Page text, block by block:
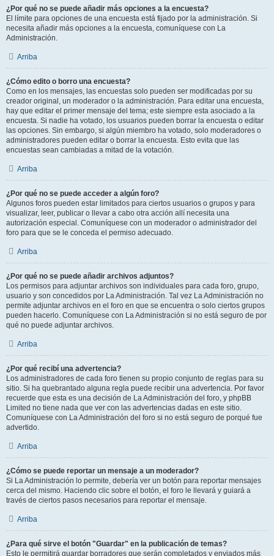
¿Por qué no se puede añadir más opciones a la encuesta?
El límite para opciones de una encuesta está fijado por la administración. Si
necesita añadir más opciones a la encuesta, comuníquese con La
Administración.
Arriba
¿Cómo edito o borro una encuesta?
Como en los mensajes, las encuestas solo pueden ser modificadas por su
creador original, un moderador o la administración. Para editar una encuesta,
hay que editar el primer mensaje del tema; este siempre esta asociado a la
encuesta. Si nadie ha votado, los usuarios pueden borrar la encuesta o editar
las opciones. Sin embargo, si algún miembro ha votado, solo moderadores o
administradores pueden editar o borrar la encuesta. Esto evita que las
encuestas sean cambiadas a mitad de la votación.
Arriba
¿Por qué no se puede acceder a algún foro?
Algunos foros pueden estar limitados para ciertos usuarios o grupos y para
visualizar, leer, publicar o llevar a cabo otra acción allí necesita una
autorización especial. Comuníquese con un moderador o administrador del
foro para que se le conceda el permiso adecuado.
Arriba
¿Por qué no se puede añadir archivos adjuntos?
Los permisos para adjuntar archivos son individuales para cada foro, grupo,
usuario y son concedidos por La Administración. Tal vez La Administración no
permite adjuntar archivos en el foro en que se encuentra o solo ciertos grupos
pueden hacerlo. Comuníquese con La Administración si no está seguro de por
qué no puede adjuntar archivos.
Arriba
¿Por qué recibí una advertencia?
Los administradores de cada foro tienen su propio conjunto de reglas para su
sitio. Si ha quebrantado alguna regla puede recibir una advertencia. Por favor
recuerde que esta es una decisión de La Administración del foro, y phpBB
Limited no tiene nada que ver con las advertencias dadas en este sitio.
Comuníquese con La Administración del foro si no está seguro de porqué fue
advertido.
Arriba
¿Cómo se puede reportar un mensaje a un moderador?
Si La Administración lo permite, debería ver un botón para reportar mensajes
cerca del mismo. Haciendo clic sobre el botón, el foro le llevará y guiará a
través de ciertos pasos necesarios para reportar el mensaje.
Arriba
¿Para qué sirve el botón "Guardar" en la publicación de temas?
Esto le permitirá guardar borradores que serán completados y enviados más